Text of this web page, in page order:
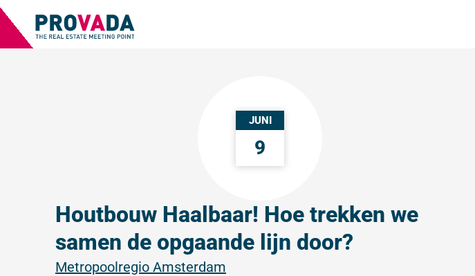
JUNI
9
Houtbouw Haalbaar! Hoe trekken we
samen de opgaande lijn door?
Metropoolregio Amsterdam